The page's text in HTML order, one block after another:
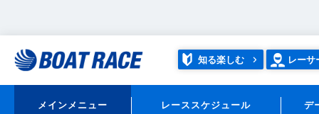
知る楽しむ レーサ
メインメニュー レーススケジュール デ